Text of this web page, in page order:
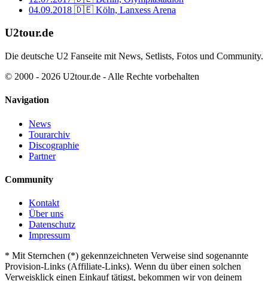
04.09.2018 🇩🇪 Köln, Lanxess Arena
U2tour.de
Die deutsche U2 Fanseite mit News, Setlists, Fotos und Community.
© 2000 - 2026 U2tour.de - Alle Rechte vorbehalten
Navigation
News
Tourarchiv
Discographie
Partner
Community
Kontakt
Über uns
Datenschutz
Impressum
* Mit Sternchen (*) gekennzeichneten Verweise sind sogenannte
Provision-Links (Affiliate-Links). Wenn du über einen solchen
Verweisklick einen Einkauf tätigst, bekommen wir von deinem